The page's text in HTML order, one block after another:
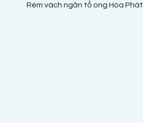
Rèm vách ngăn tổ ong Hòa Phát